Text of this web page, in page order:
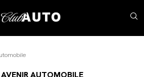
AVENIR AUTOMOBILE